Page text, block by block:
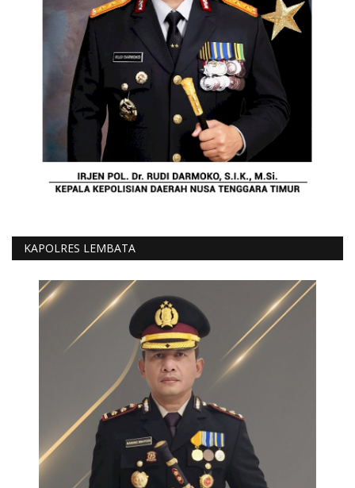
KAPOLRES LEMBATA